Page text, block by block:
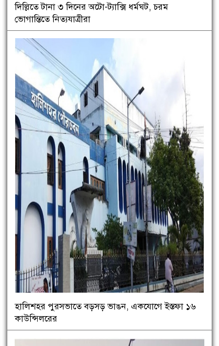
দিল্লিতে টানা ৩ দিনের অটো-ট্যাক্সি ধর্মঘট, চরম
ভোগান্তিতে নিত্যযাত্রীরা
হালিশহর পুরসভাতে বড়সড় ভাঙন, একযোগে ইস্তফা ১৬
কাউন্সিলরের